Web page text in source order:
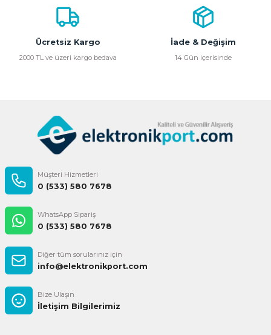
Ürün bilgilerinde hatalar bulunuyor.
Ürün fiyatı diğer sitelerden daha pahalı.
Bu ürüne benzer farklı alternatifler olmalı.
Ücretsiz Kargo
2000 TL ve üzeri kargo bedava
İade & Değişim
14 Gün içerisinde
Müşteri Hizmetleri
0 (533) 580 7678
WhatsApp Sipariş
0 (533) 580 7678
Diğer tüm sorularınız için
info@elektronikport.com
Bize Ulaşın
İletişim Bilgilerimiz